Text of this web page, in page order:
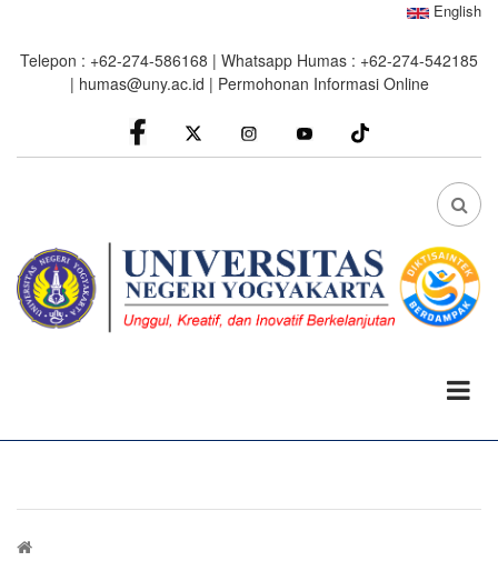
main
English
Telepon : +62-274-586168 | Whatsapp Humas : +62-274-542185
| humas@uny.ac.id | Permohonan Informasi Online
facebook
Instagram youtube
FA
Breadcrumb
0%